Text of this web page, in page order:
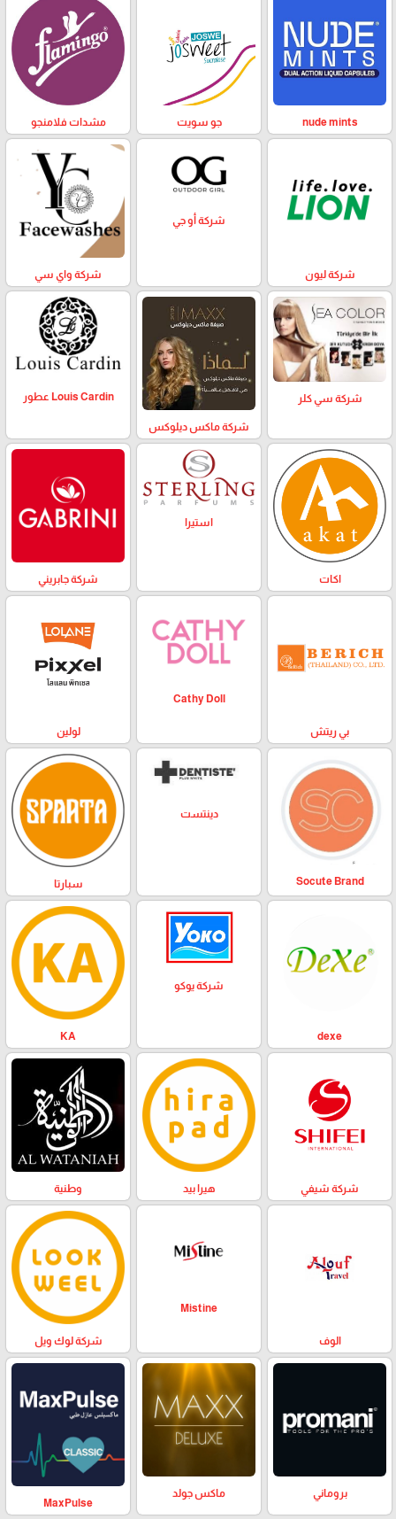
nude mints جو سويت مشدات فلامنجو
شركة ليون
شركة أو جي
شركة واي سي
شركة سي كلر
شركة ماكس ديلوكس
Louis Cardin عطور
اكات
استيرا
شركة جابريني
بي ريتش
Cathy Doll
لولين
Socute Brand
دينتست
سبارتا
dexe
شركة يوكو
KA
شركة شيفي هيرا بيد وطنية
الوف
Mistine
شركة لوك ويل
بروماني ماكس جولد
MaxPulse